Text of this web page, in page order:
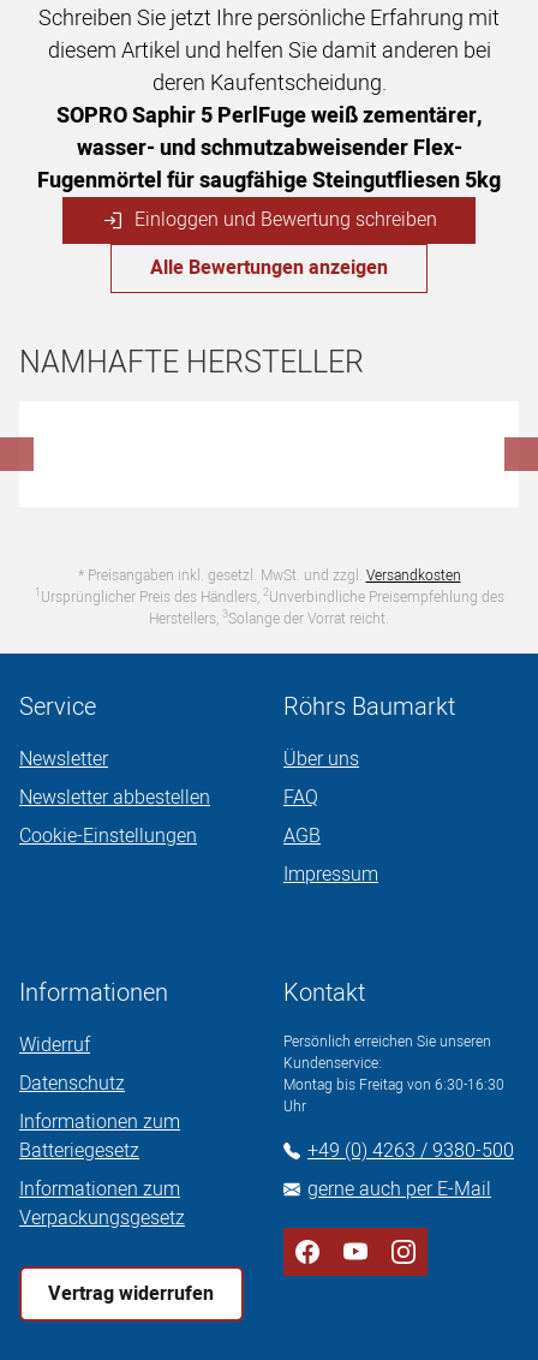
Schreiben Sie jetzt Ihre persönliche Erfahrung mit
diesem Artikel und helfen Sie damit anderen bei
deren Kaufentscheidung.
SOPRO Saphir 5 PerlFuge weiß zementärer,
wasser- und schmutzabweisender Flex-
Fugenmörtel für saugfähige Steingutfliesen 5kg
Einloggen und Bewertung schreiben
Alle Bewertungen anzeigen
NAMHAFTE HERSTELLER
* Preisangaben inkl. gesetzl. MwSt. und zzgl. Versandkosten
1 Ursprünglicher Preis des Händlers, 2Unverbindliche Preisempfehlung des
Herstellers, 3Solange der Vorrat reicht.
Service
Newsletter
Newsletter abbestellen
Cookie-Einstellungen
Röhrs Baumarkt
Über uns
FAQ
AGB
Impressum
Informationen
Widerruf
Datenschutz
Informationen zum
Batteriegesetz
Informationen zum
Verpackungsgesetz
Vertrag widerrufen
Kontakt
Persönlich erreichen Sie unseren
Kundenservice:
Montag bis Freitag von 6:30-16:30
Uhr
+49 (0) 4263 / 9380-500
gerne auch per E-Mail